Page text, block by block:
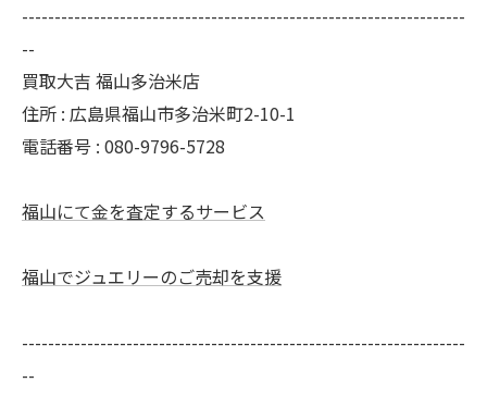
--------------------------------------------------------------------
--
買取大吉 福山多治米店
住所 : 広島県福山市多治米町2-10-1
電話番号 : 080-9796-5728
福山にて金を査定するサービス
福山でジュエリーのご売却を支援
--------------------------------------------------------------------
--